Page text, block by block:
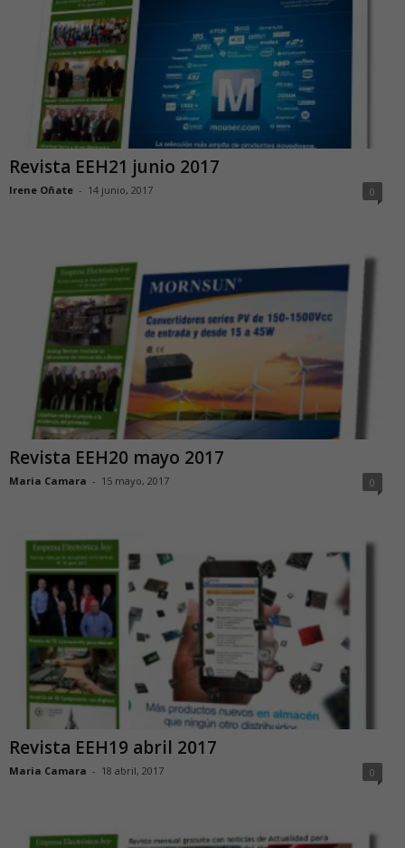
Revista EEH21 junio 2017
Irene Oñate - 14 junio, 2017 0
Revista EEH20 mayo 2017
Maria Camara - 15 mayo, 2017 0
Revista EEH19 abril 2017
Maria Camara - 18 abril, 2017 0